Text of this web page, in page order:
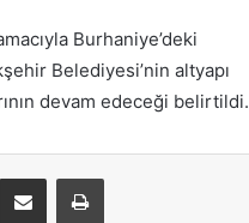
Burhaniye’deki
Belediyesi’nin altyapı
devam edeceği belirtildi.
E-Posta ile paylaş Yazdır